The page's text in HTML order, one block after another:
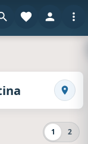
Argentinaen
1 2